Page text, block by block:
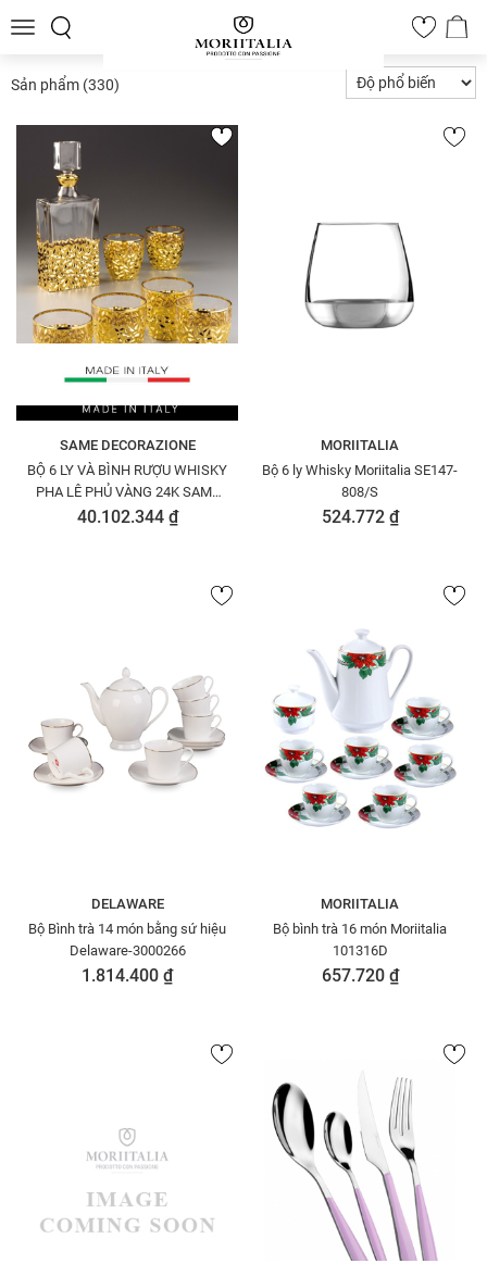
Toggle
0
Sản phẩm (330)
SAME DECORAZIONE
BỘ 6 LY VÀ BÌNH RƯỢU WHISKY
PHA LÊ PHỦ VÀNG 24K SAME
73735
40.102.344 ₫
MORIITALIA
Bộ 6 ly Whisky Moriitalia SE147-
808/S
524.772 ₫
DELAWARE
Bộ Bình trà 14 món bằng sứ hiệu
Delaware-3000266
1.814.400 ₫
MORIITALIA
Bộ bình trà 16 món Moriitalia
101316D
657.720 ₫